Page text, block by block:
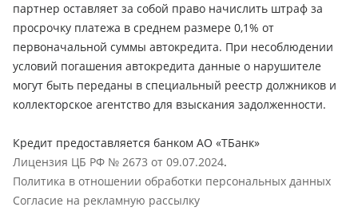
партнер оставляет за собой право начислить штраф за
просрочку платежа в среднем размере 0,1% от
первоначальной суммы автокредита. При несоблюдении
условий погашения автокредита данные о нарушителе
могут быть переданы в специальный реестр должников и
коллекторское агентство для взыскания задолженности.
Кредит предоставляется банком АО «ТБанк»
Лицензия ЦБ РФ № 2673 от 09.07.2024.
Политика в отношении обработки персональных данных
Согласие на рекламную рассылку